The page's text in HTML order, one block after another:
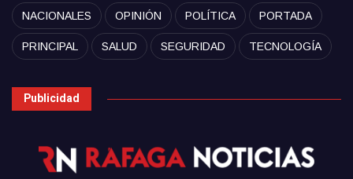
NACIONALES OPINIÓN POLÍTICA PORTADA
PRINCIPAL SALUD SEGURIDAD TECNOLOGÍA
Publicidad